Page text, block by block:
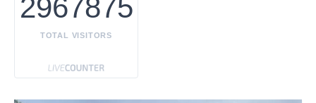
2967875
TOTAL VISITORS